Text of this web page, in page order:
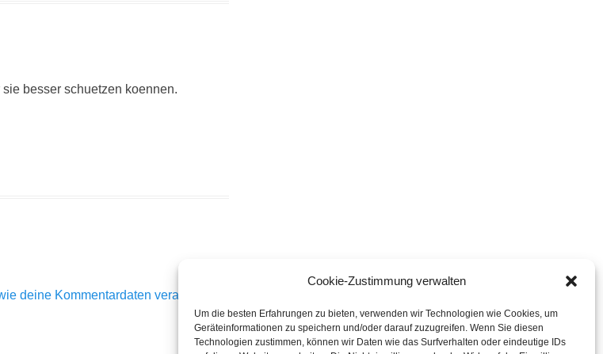
Cookie-Zustimmung verwalten
Um die besten Erfahrungen zu bieten, verwenden wir Technologien wie Cookies, um
Geräteinformationen zu speichern und/oder darauf zuzugreifen. Wenn Sie diesen
Technologien zustimmen, können wir Daten wie das Surfverhalten oder eindeutige IDs
sie besser schuetzen koennen.
deine Kommentardaten verarbeitet